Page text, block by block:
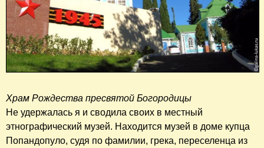
Храм Рождества пресвятой Богородицы
Не удержалась я и сводила своих в местный
этнографический музей. Находится музей в доме купца
Попандопуло, судя по фамилии, грека, переселенца из